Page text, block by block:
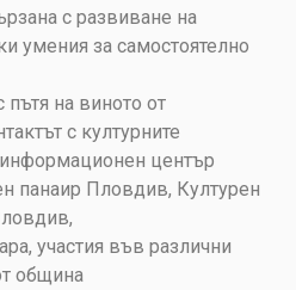
с развиване на
умения за самостоятелно
на виното от
с културните
център
панаир Пловдив, Културен
участия във различни
община